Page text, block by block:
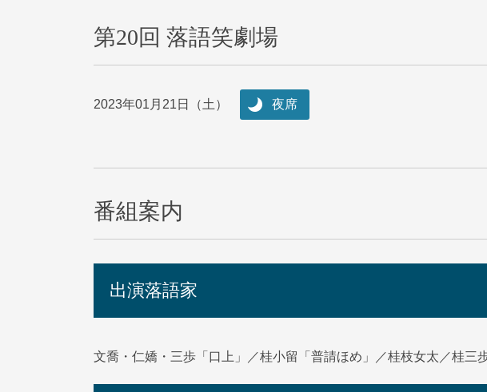
第20回 落語笑劇場
2023年01月21日（土） 夜席
番組案内
出演落語家
文喬・仁嬌・三歩「口上」／桂小留「普請ほめ」／桂枝女太／桂三